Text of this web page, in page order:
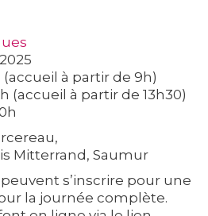
(accueil à partir de 9h)
(accueil à partir de 13h30)
Mitterrand, Saumur
s’inscrire pour une
la journée complète.